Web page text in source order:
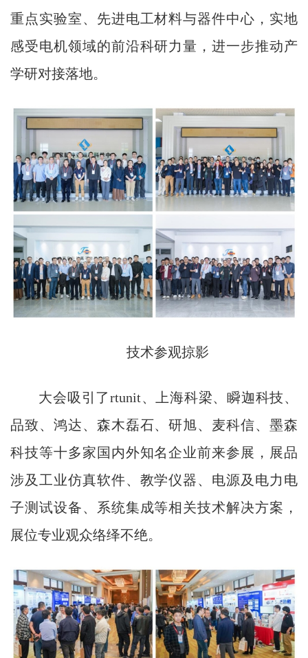
重点实验室、先进电工材料与器件中心，实地
感受电机领域的前沿科研力量，进一步推动产
学研对接落地。
技术参观掠影
大会吸引了rtunit、上海科梁、瞬迦科技、
品致、鸿达、森木磊石、研旭、麦科信、墨森
科技等十多家国内外知名企业前来参展，展品
涉及工业仿真软件、教学仪器、电源及电力电
子测试设备、系统集成等相关技术解决方案，
展位专业观众络绎不绝。